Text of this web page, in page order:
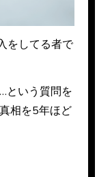
をしてる者で
という質問を
相を5年ほど